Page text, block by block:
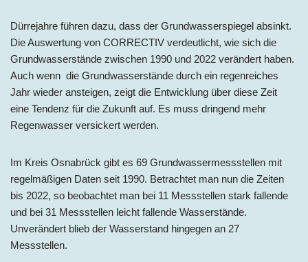
Dürrejahre führen dazu, dass der Grundwasserspiegel absinkt.
Die Auswertung von CORRECTIV verdeutlicht, wie sich die
Grundwasserstände zwischen 1990 und 2022 verändert haben.
Auch wenn die Grundwasserstände durch ein regenreiches
Jahr wieder ansteigen, zeigt die Entwicklung über diese Zeit
eine Tendenz für die Zukunft auf. Es muss dringend mehr
Regenwasser versickert werden.
Im Kreis Osnabrück gibt es 69 Grundwassermessstellen mit
regelmäßigen Daten seit 1990. Betrachtet man nun die Zeiten
bis 2022, so beobachtet man bei 11 Messstellen stark fallende
und bei 31 Messstellen leicht fallende Wasserstände.
Unverändert blieb der Wasserstand hingegen an 27
Messstellen.